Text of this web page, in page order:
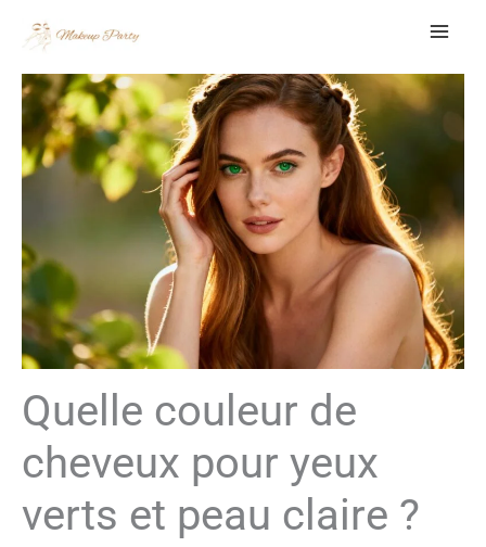
contenu
Quelle couleur de
cheveux pour yeux
verts et peau claire ?